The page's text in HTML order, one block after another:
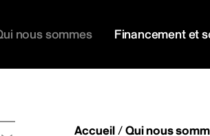
nous sommes Financement et
Accueil/Qui nous